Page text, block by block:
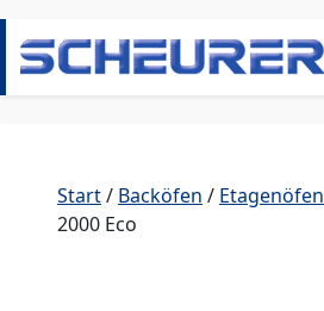
Hauptnavigation
Start/ Backöfen / Etagenöfen
2000 Eco